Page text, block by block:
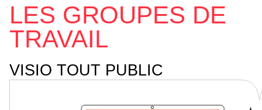
LES GROUPES DE
TRAVAIL
VISIO TOUT PUBLIC